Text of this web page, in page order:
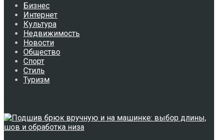
Бизнес
Интернет
Культура
Недвижимость
Новости
Общество
Спорт
Стиль
Туризм